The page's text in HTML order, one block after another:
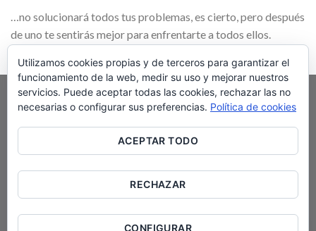
…no solucionará todos tus problemas, es cierto, pero después
de uno te sentirás mejor para enfrentarte a todos ellos.
«Las técnicas naturales que aplicamos NO
SUSTITUYEN NI EXCLUYEN la atención o
el TRATAMIENTO MEDICO O
FARMACOLÓGICO CONVENCIONAL
prescrito por profesionales sanitarios
Utilizamos cookies propias y de terceros para garantizar el
funcionamiento de la web, medir su uso y mejorar nuestros
servicios. Puede aceptar todas las cookies, rechazar las no
necesarias o configurar sus preferencias. Política de cookies
ACEPTAR TODO
RECHAZAR
CONFIGURAR